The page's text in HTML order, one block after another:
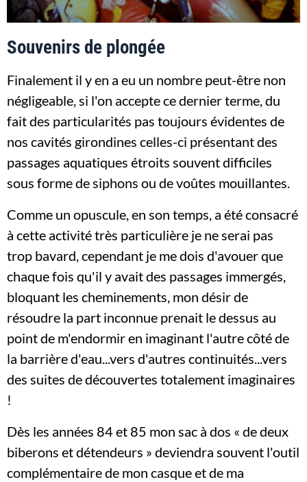
Souvenirs de plongée
Finalement il y en a eu un nombre peut-être non
négligeable, si l'on accepte ce dernier terme, du
fait des particularités pas toujours évidentes de
nos cavités girondines celles-ci présentant des
passages aquatiques étroits souvent difficiles
sous forme de siphons ou de voûtes mouillantes.
Comme un opuscule, en son temps, a été consacré
à cette activité très particulière je ne serai pas
trop bavard, cependant je me dois d'avouer que
chaque fois qu'il y avait des passages immergés,
bloquant les cheminements, mon désir de
résoudre la part inconnue prenait le dessus au
point de m'endormir en imaginant l'autre côté de
la barrière d'eau...vers d'autres continuités...vers
des suites de découvertes totalement imaginaires
!
Dès les années 84 et 85 mon sac à dos « de deux
biberons et détendeurs » deviendra souvent l'outil
complémentaire de mon casque et de ma